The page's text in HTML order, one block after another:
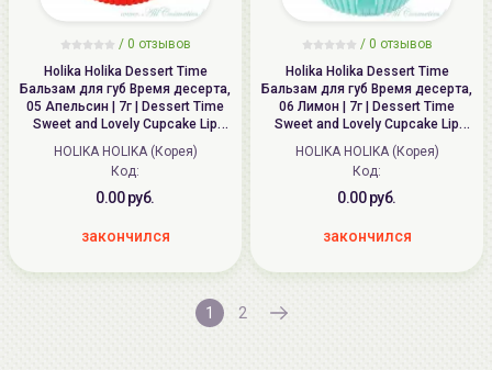
/ 0 отзывов
Holika Holika Dessert Time
Бальзам для губ Время десерта,
05 Апельсин | 7г | Dessert Time
Sweet and Lovely Cupcake Lip
Balm, 05 Orange Cupcake
HOLIKA HOLIKA (Корея)
Код:
0.00 руб.
закончился
/ 0 отзывов
Holika Holika Dessert Time
Бальзам для губ Время десерта,
06 Лимон | 7г | Dessert Time
Sweet and Lovely Cupcake Lip
Balm, 06 Lemon Cupcake
HOLIKA HOLIKA (Корея)
Код:
0.00 руб.
закончился
1 2